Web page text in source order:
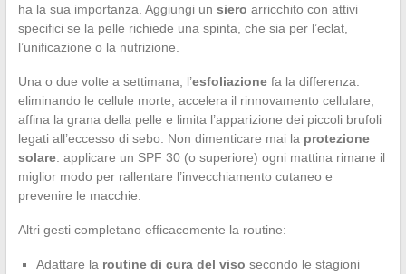
ha la sua importanza. Aggiungi un siero arricchito con attivi
specifici se la pelle richiede una spinta, che sia per l’eclat,
l’unificazione o la nutrizione.
Una o due volte a settimana, l’esfoliazionefa la differenza:
eliminando le cellule morte, accelera il rinnovamento cellulare,
affina la grana della pelle e limita l’apparizione dei piccoli brufoli
legati all’eccesso di sebo. Non dimenticare mai la protezione
solare: applicare un SPF 30 (o superiore) ogni mattina rimane il
miglior modo per rallentare l’invecchiamento cutaneo e
prevenire le macchie.
Altri gesti completano efficacemente la routine:
Adattare la routine di cura del viso secondo le stagioni